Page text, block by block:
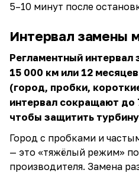
5–10 минут после
Интервал замены
Регламентный
15 000 км или 12
(город, пробки,
интервал сокращают до
чтобы защитить
Город с пробками и
— это «тяжёлый режим»
производителя. Замена